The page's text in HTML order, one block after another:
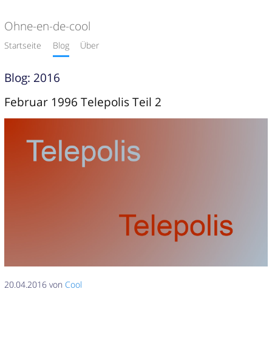
Ohne-en-de-cool
Startseite Blog Über
Blog: 2016
Februar 1996 Telepolis Teil 2
20.04.2016 vonCool